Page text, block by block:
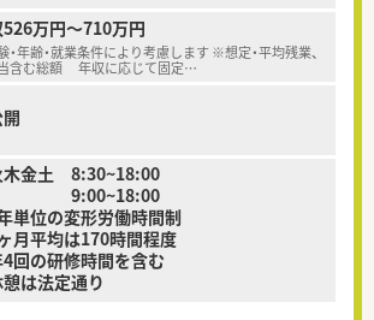
万円～710万円
年齢・就業条件により考慮します ※想定・平均残業、
含む総額 年収に応じて固定…
木金土 8:30~18:00
9:00~18:00
単位の変形労働時間制
月平均は170時間程度
回の研修時間を含む
は法定通り